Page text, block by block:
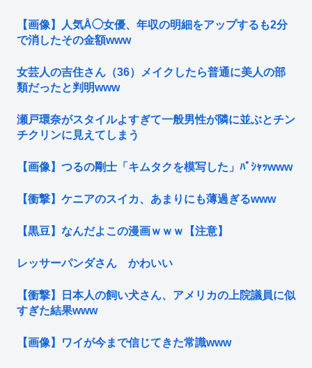
【画像】人気Å◯女優、年収の明細をアップするも2分
で消したその金額www
女芸人の吉住さん（36）メイクしたら普通に美人の部
類だったと判明www
瀬戸環奈がスタイルよすぎて一般男性が隣に並ぶとチン
チクリンに見えてしまう
【画像】つるの剛士「キムタクを模写した」ﾊﾟｼｬｯwww
【衝撃】ケニアのスイカ、あまりにも薄過ぎるwww
【黒豆】なんだよこの漫画ｗｗｗ【注意】
レッサーパンダさん かわいい
【衝撃】日本人の飼い犬さん、アメリカの上院議員に似
すぎた結果www
【画像】ワイが今まで信じてきた常識www